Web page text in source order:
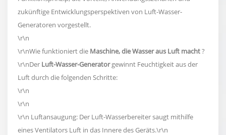
zukünftige Entwicklungsperspektiven von Luft-Wasser-
Generatoren vorgestellt.
\r\n
\r\nWie funktioniert die Maschine, die Wasser aus Luft macht?
\r\nDer Luft-Wasser-Generatorgewinnt Feuchtigkeit aus der
Luft durch die folgenden Schritte:
\r\n
\r\n
\r\n Luftansaugung: Der Luft-Wasserbereiter saugt mithilfe
eines Ventilators Luft in das Innere des Geräts.\r\n